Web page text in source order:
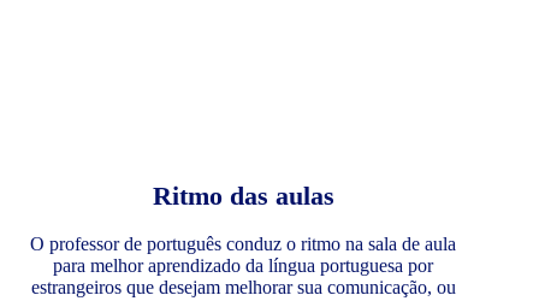
Ritmo das aulas
O professor de português conduz o ritmo na sala de aula
para melhor aprendizado da língua portuguesa por
estrangeiros que desejam melhorar sua comunicação, ou